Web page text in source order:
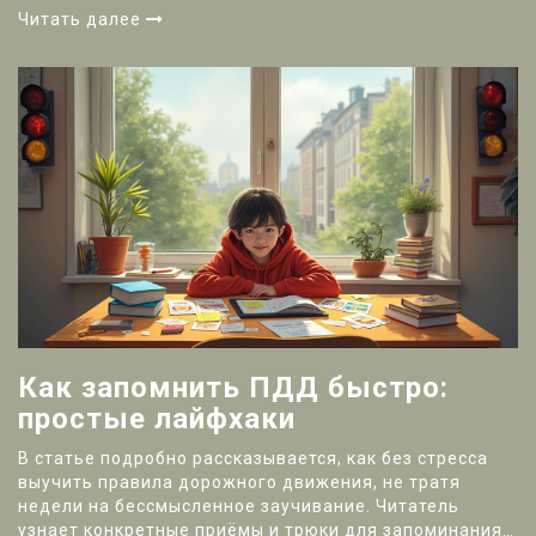
городе, и почему важно не бояться ошибок. В статье
психологические лайфхаки и неожиданные факты о
дорожном движении.
Читать далее
Как запомнить ПДД быстро:
простые лайфхаки
В статье подробно рассказывается, как без стресса
выучить правила дорожного движения, не тратя
недели на бессмысленное заучивание. Читатель
узнает конкретные приёмы и трюки для запоминания